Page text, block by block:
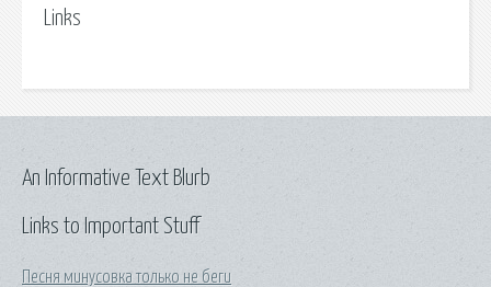
Links
Links to Important Stuff
Песня минусовка только не беги
An Informative Text Blurb